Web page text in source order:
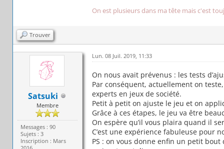
On est plusieurs dans ma tête mais c'est
Trouver
Satsuki
Membre
Messages : 90
Sujets : 3
Inscription : Mars
Lun. 08 Juil. 2019, 11:33
On nous avait prévenus : les tests
Par conséquent, actuellement on
experts en jeux de société.
Petit à petit on ajuste le jeu et on
Grâce à ces étapes, le jeu va être
On espère qu’il vous plaira quand il
C’est une expérience fabuleuse pour
PS : on vous donne enfin un petit